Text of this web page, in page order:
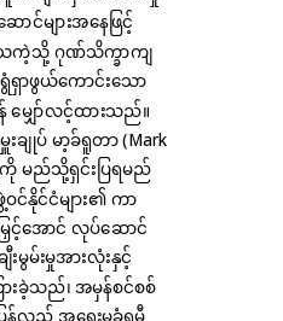
င်များအနေဖြင့်
သကဲ့သို့ ဂုဏ်သိက္ခာကျ
ရှာဖွယ်ကောင်းသော
မျှော်လင့်ထားသည်။
ျုပ် မာ့ခ်ရူတာ (Mark
မည်သို့ရှင်းပြရမည်
င်နိုင်ငံများ၏ ကာ
အောင် လုပ်ဆောင်
မ်းမှုအားလုံးနှင့်
းခဲ့သည်၊ အမှန်စင်စစ်
န်လည် အရွေးမခံရမီ